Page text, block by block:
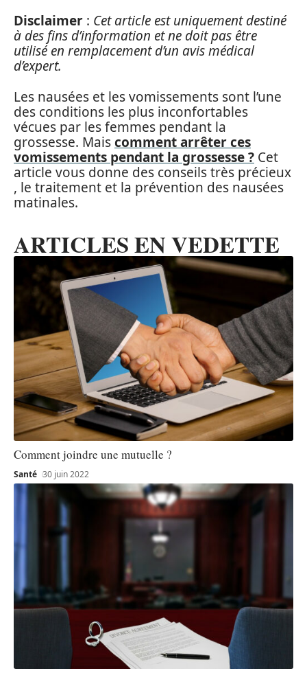
Disclaimer : Cet article est uniquement destiné
à des fins d’information et ne doit pas être
utilisé en remplacement d’un avis médical
d’expert.
Les nausées et les vomissements sont l’une
des conditions les plus inconfortables
vécues par les femmes pendant la
grossesse. Maiscomment arrêter ces
vomissements pendant la grossesse ? Cet
article vous donne des conseils très précieux
, le traitement et la prévention des nausées
matinales.
ARTICLES EN VEDETTE
Comment joindre une mutuelle ?
Santé 30 juin 2022